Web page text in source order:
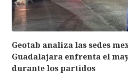
Geotab analiza las sedes
Guadalajara enfrenta el
durante los partidos